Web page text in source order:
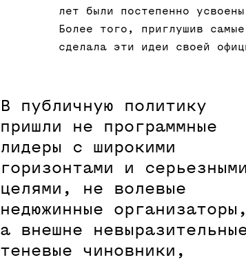
лет были постепенно
Более того, приглушив
сделала эти идеи своей
В публичную политику
пришли не программные
лидеры с широкими
горизонтами и серьезными
целями, не волевые
недюжинные организаторы,
а внешне
теневые чиновники,